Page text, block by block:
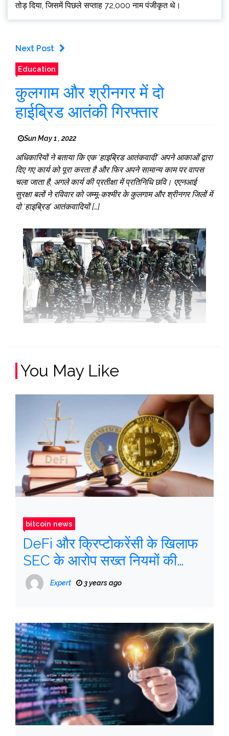
तोड़ दिया, जिसमें पिछले सप्ताह 72,000 नाम पंजीकृत थे।
Next Post
Education
कुलगाम और श्रीनगर में दो
हाईब्रिड आतंकी गिरफ्तार
Sun May 1 , 2022
अधिकारियों ने बताया कि एक ‘हाइब्रिड आतंकवादी’ अपने आकाओं द्वारा
दिए गए कार्य को पूरा करता है और फिर अपने सामान्य काम पर वापस
चला जाता है, अगले कार्य की प्रतीक्षा में प्रतिनिधि छवि। एएनआई
सुरक्षा बलों ने रविवार को जम्मू-कश्मीर के कुलगाम और श्रीनगर जिलों में
दो ‘हाइब्रिड’ आतंकवादियों […]
You May Like
bitcoin news
DeFi और क्रिप्टोकरेंसी के खिलाफ
SEC के आरोप सख्त नियमों की
उम्मीद कर सकते हैं
Expert 3 years ago